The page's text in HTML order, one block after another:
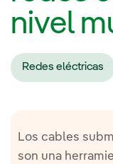
nivel
Redes eléctricas
Los cables
son una